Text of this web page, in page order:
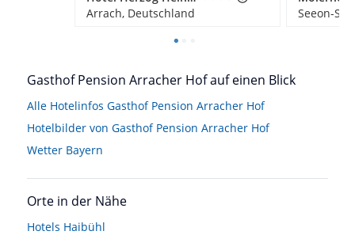
Arrach, Deutschland
Seeon-
Gasthof Pension Arracher Hof auf einen Blick
Alle Hotelinfos Gasthof Pension Arracher Hof
Hotelbilder von Gasthof Pension Arracher Hof
Wetter Bayern
Orte in der Nähe
Hotels Haibühl